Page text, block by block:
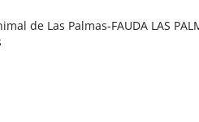
de Las Palmas-FAUDA LAS